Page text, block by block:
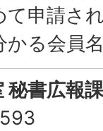
て申請さ
かる会員
秘書広報課